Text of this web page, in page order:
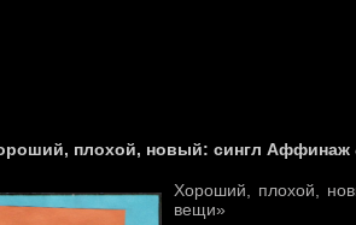
плохой, новый: сингл Аффинаж
Хороший, плохой,
вещи»